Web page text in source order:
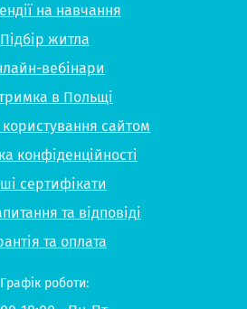
на навчання
Підбір житла
вебінари
в Польщі
сайтом
конфіденційності
сертифікати
та відповіді
та оплата
Графік роботи: